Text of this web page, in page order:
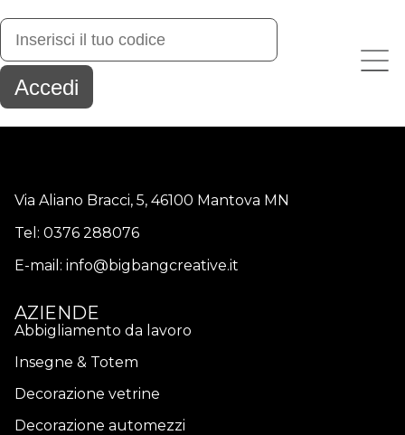
Via Aliano Bracci, 5, 46100 Mantova MN
Tel: 0376 288076
E-mail: info@bigbangcreative.it
AZIENDE
Abbigliamento da lavoro
Insegne & Totem
Decorazione vetrine
Decorazione automezzi